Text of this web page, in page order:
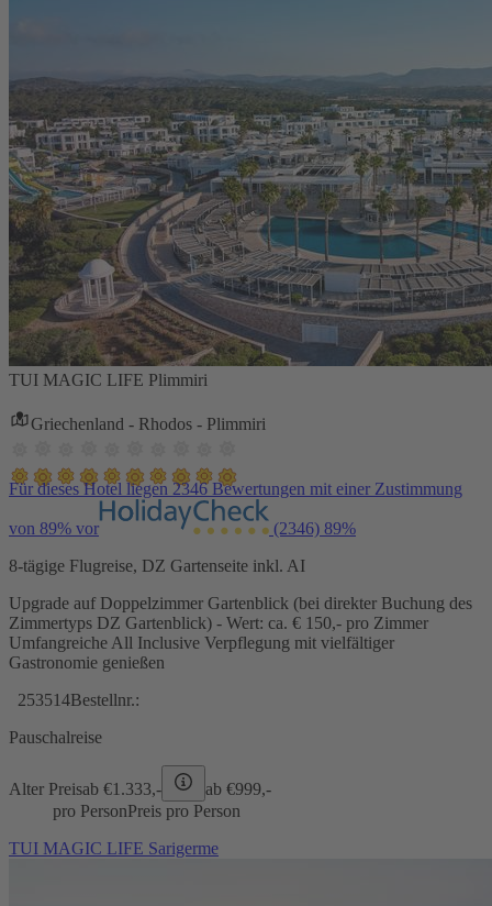
TUI MAGIC LIFE Plimmiri
Griechenland - Rhodos - Plimmiri
Für dieses Hotel liegen 2346 Bewertungen mit einer Zustimmung
von 89% vor (2346) 89%
8-tägige Flugreise, DZ Gartenseite inkl. AI
Upgrade auf Doppelzimmer Gartenblick (bei direkter Buchung des
Zimmertyps DZ Gartenblick) - Wert: ca. € 150,- pro Zimmer
Umfangreiche All Inclusive Verpflegung mit vielfältiger
Gastronomie genießen
253514Bestellnr.:
Pauschalreise
Alter Preisab €1.333,- ab €999,-
pro PersonPreis pro Person
TUI MAGIC LIFE Sarigerme